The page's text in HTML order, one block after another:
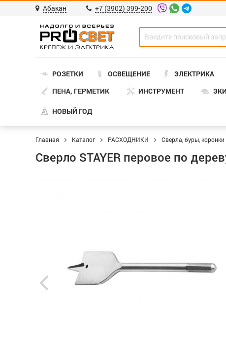
Абакан +7 (3902) 399-200
РОЗЕТКИ ОСВЕЩЕНИЕ ЭЛЕКТРИКА
ПЕНА, ГЕРМЕТИК
ИНСТРУМЕНТ
НОВЫЙ ГОД
Главная Каталог РАСХОДНИКИ Сверла, буры, коронки
Сверло STAYER перовое по